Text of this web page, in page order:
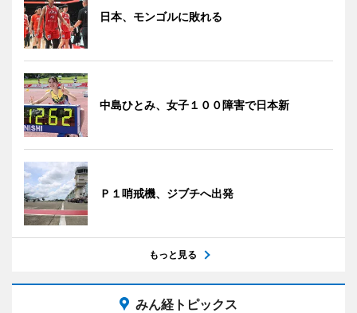
日本、モンゴルに敗れる
中島ひとみ、女子１００障害で日本新
Ｐ１哨戒機、ジブチへ出発
もっと見る
みん経トピックス